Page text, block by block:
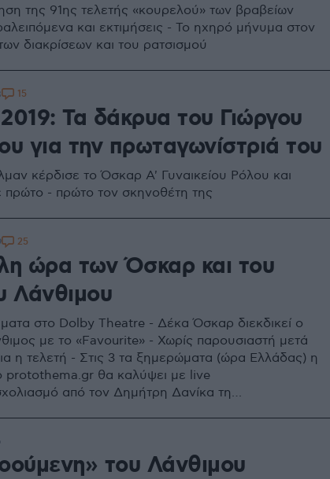
της 91ης τελετής «κουρελού» των βραβείων
και εκτιμήσεις - To ηχηρό μήνυμα στον
διακρίσεων και του ρατσισμού
Τα δάκρυα του Γιώργου
για την πρωταγωνίστριά του
κέρδισε το Όσκαρ Α' Γυναικείου Ρόλου και
πρώτο - πρώτο τον σκηνοθέτη της
15
ώρα των Όσκαρ και του
Λάνθιμου
στο Dolby Theatre - Δέκα Όσκαρ διεκδικεί ο
με το «Favourite» - Χωρίς παρουσιαστή μετά
η τελετή - Στις 3 τα ξημερώματα (ώρα Ελλάδας) η
protothema.gr θα καλύψει με live
από τον Δημήτρη Δανίκα τη
25
του Λάνθιμου